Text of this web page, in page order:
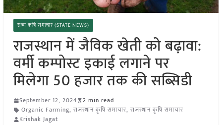
राज्य कृषि समाचार (STATE NEWS)
राजस्थान में जैविक खेती को बढ़ावा:
वर्मी कम्पोस्ट इकाई लगाने पर
मिलेगा 50 हजार तक की सब्सिडी
September 12, 2024
2 min read
Organic Farming, राजस्थान कृषि समाचार, राजस्थान कृषि समाचार
Krishak Jagat